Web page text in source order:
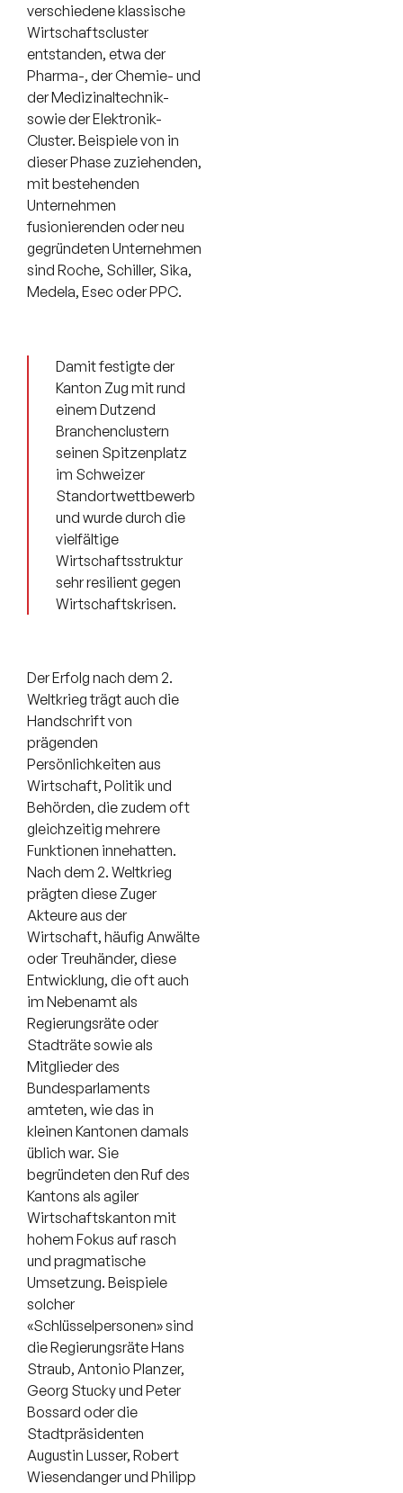
verschiedene klassische
Wirtschaftscluster
entstanden, etwa der
Pharma-, der Chemie- und
der Medizinaltechnik-
sowie der Elektronik-
Cluster. Beispiele von in
dieser Phase zuziehenden,
mit bestehenden
Unternehmen
fusionierenden oder neu
gegründeten Unternehmen
sind Roche, Schiller, Sika,
Medela, Esec oder PPC.
Damit festigte der
Kanton Zug mit rund
einem Dutzend
Branchenclustern
seinen Spitzenplatz
im Schweizer
Standortwettbewerb
und wurde durch die
vielfältige
Wirtschaftsstruktur
sehr resilient gegen
Wirtschaftskrisen.
Der Erfolg nach dem 2.
Weltkrieg trägt auch die
Handschrift von
prägenden
Persönlichkeiten aus
Wirtschaft, Politik und
Behörden, die zudem oft
gleichzeitig mehrere
Funktionen innehatten.
Nach dem 2. Weltkrieg
prägten diese Zuger
Akteure aus der
Wirtschaft, häufig Anwälte
oder Treuhänder, diese
Entwicklung, die oft auch
im Nebenamt als
Regierungsräte oder
Stadträte sowie als
Mitglieder des
Bundesparlaments
amteten, wie das in
kleinen Kantonen damals
üblich war. Sie
begründeten den Ruf des
Kantons als agiler
Wirtschaftskanton mit
hohem Fokus auf rasch
und pragmatische
Umsetzung. Beispiele
solcher
«Schlüsselpersonen» sind
die Regierungsräte Hans
Straub, Antonio Planzer,
Georg Stucky und Peter
Bossard oder die
Stadtpräsidenten
Augustin Lusser, Robert
Wiesendanger und Philipp